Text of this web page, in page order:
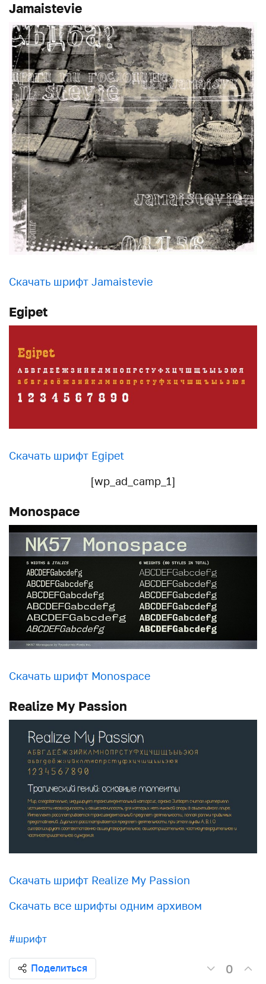
Jamaistevie
Скачать шрифт Jamaistevie
Egipet
Скачать шрифт Egipet
[wp_ad_camp_1]
Monospace
Скачать шрифт Monospace
Realize My Passion
Скачать шрифт Realize My Passion
Скачать все шрифты одним архивом
#шрифт
Поделиться 0